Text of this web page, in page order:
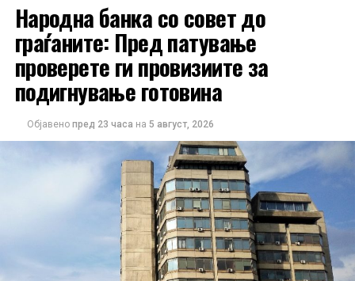
Повеќе информации за условите и поволностите се
достапни на интернет-страницата на Стопанска банка.
Народна банка со совет до
граѓаните: Пред патување
проверете ги провизиите за
подигнување готовина
Објавено пред 23 часа на 5 август, 2026